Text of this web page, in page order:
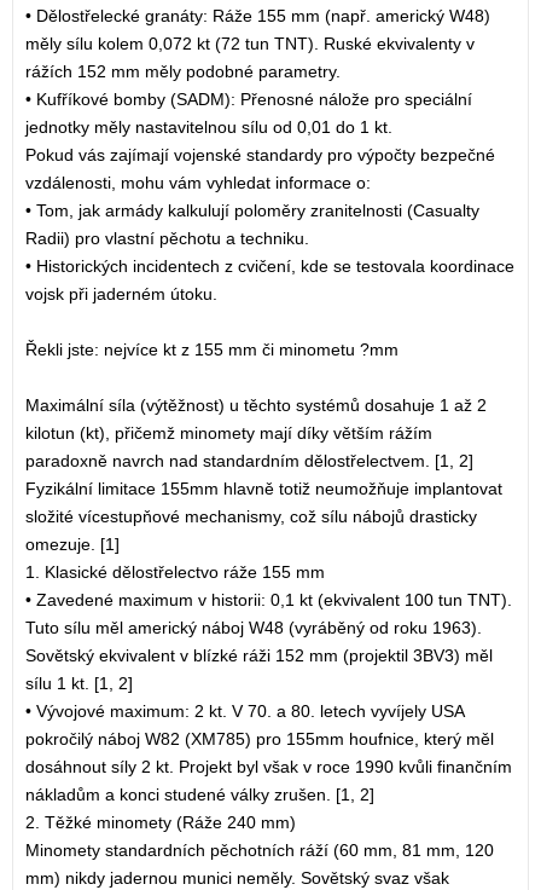
• Dělostřelecké granáty: Ráže 155 mm (např. americký W48)
měly sílu kolem 0,072 kt (72 tun TNT). Ruské ekvivalenty v
rážích 152 mm měly podobné parametry.
• Kufříkové bomby (SADM): Přenosné nálože pro speciální
jednotky měly nastavitelnou sílu od 0,01 do 1 kt.
Pokud vás zajímají vojenské standardy pro výpočty bezpečné
vzdálenosti, mohu vám vyhledat informace o:
• Tom, jak armády kalkulují poloměry zranitelnosti (Casualty
Radii) pro vlastní pěchotu a techniku.
• Historických incidentech z cvičení, kde se testovala koordinace
vojsk při jaderném útoku.
Řekli jste: nejvíce kt z 155 mm či minometu ?mm
Maximální síla (výtěžnost) u těchto systémů dosahuje 1 až 2
kilotun (kt), přičemž minomety mají díky větším rážím
paradoxně navrch nad standardním dělostřelectvem. [1, 2]
Fyzikální limitace 155mm hlavně totiž neumožňuje implantovat
složité vícestupňové mechanismy, což sílu nábojů drasticky
omezuje. [1]
1. Klasické dělostřelectvo ráže 155 mm
• Zavedené maximum v historii: 0,1 kt (ekvivalent 100 tun TNT).
Tuto sílu měl americký náboj W48 (vyráběný od roku 1963).
Sovětský ekvivalent v blízké ráži 152 mm (projektil 3BV3) měl
sílu 1 kt. [1, 2]
• Vývojové maximum: 2 kt. V 70. a 80. letech vyvíjely USA
pokročilý náboj W82 (XM785) pro 155mm houfnice, který měl
dosáhnout síly 2 kt. Projekt byl však v roce 1990 kvůli finančním
nákladům a konci studené války zrušen. [1, 2]
2. Těžké minomety (Ráže 240 mm)
Minomety standardních pěchotních ráží (60 mm, 81 mm, 120
mm) nikdy jadernou munici neměly. Sovětský svaz však